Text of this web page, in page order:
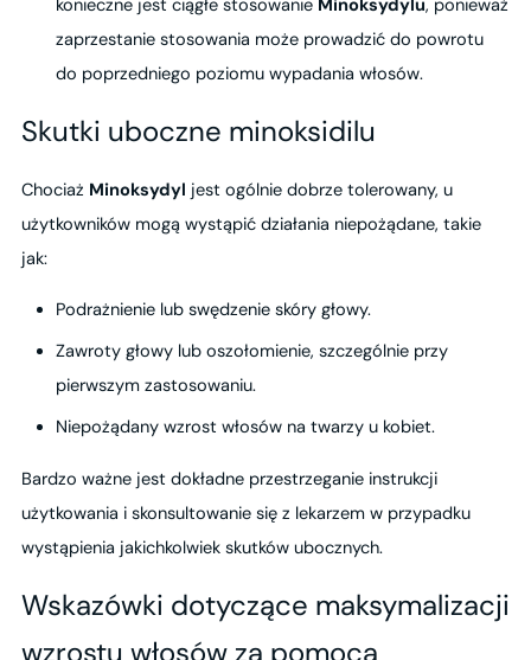
konieczne jest ciągłe stosowanie Minoksydylu, ponieważ
zaprzestanie stosowania może prowadzić do powrotu
do poprzedniego poziomu wypadania włosów.
Skutki uboczne minoksidilu
Chociaż Minoksydyl jest ogólnie dobrze tolerowany, u
użytkowników mogą wystąpić działania niepożądane, takie
jak:
Podrażnienie lub swędzenie skóry głowy.
Zawroty głowy lub oszołomienie, szczególnie przy
pierwszym zastosowaniu.
Niepożądany wzrost włosów na twarzy u kobiet.
Bardzo ważne jest dokładne przestrzeganie instrukcji
użytkowania i skonsultowanie się z lekarzem w przypadku
wystąpienia jakichkolwiek skutków ubocznych.
Wskazówki dotyczące maksymalizacji
wzrostu włosów za pomocą